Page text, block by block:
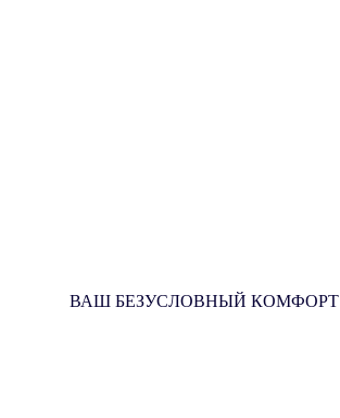
ВАШ БЕЗУСЛОВНЫЙ КОМФОРТ